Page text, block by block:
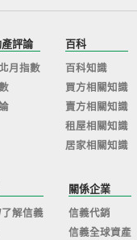
評論
月指數
百科
百科知識
買方相關知識
賣方相關知識
租屋相關知識
居家相關知識
解信義
關係企業
信義代銷
信義全球資產